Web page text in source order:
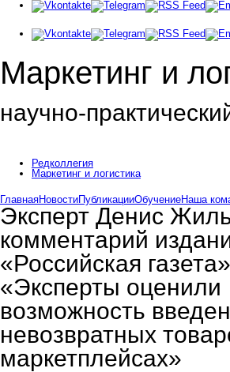
Маркетинг и
научно-
Редколлегия
Маркетинг и логистика
ГлавнаяНовостиПубликацииОбучениеНаша
Эксперт Денис
комментарий
«Российская
«Эксперты оценили
возможность
невозвратных
маркетплейсах»